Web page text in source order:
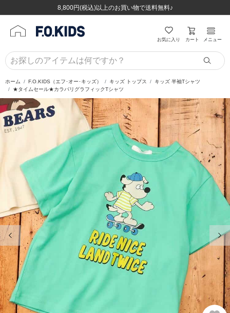
8,800円(税込)以上のお買い物で送料無料♪
ほぼ全品半額！！8/12(水)お昼12:59まで！！
8,800円(税込)以上のお買い物で送料無料♪
ほぼ全品半額！！8/12(水)お昼12:59まで！！
お気に入り カート メニュー
ホーム F.O.KIDS（エフ･オー･キッズ） キッズ トップス
キッズ 半袖Tシャツ
★タイムセール★カラバリグラフィックTシャツ
前の画像 次